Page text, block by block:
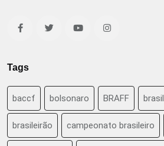
Tags
baccf bolsonaro BRAFF brasil
brasileirão campeonato brasileiro